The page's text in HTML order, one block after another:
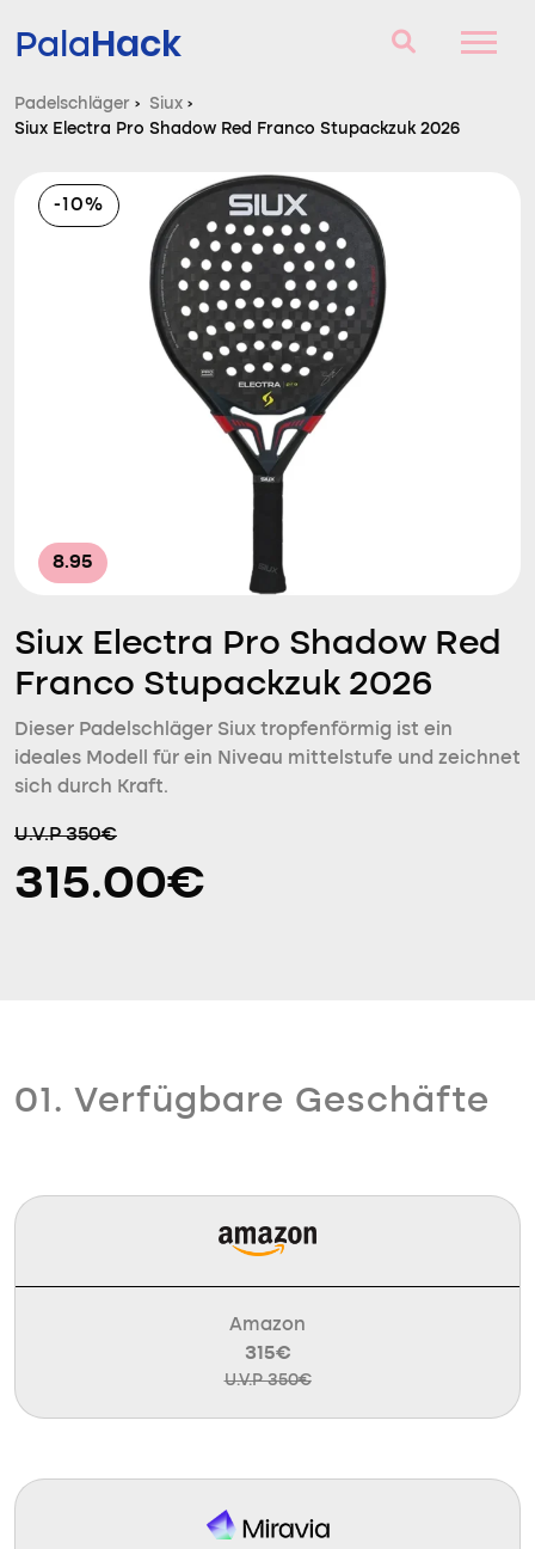
PalaHack
Padelschläger
Fragen und Antworten
Vergleich
Padelschläger › Siux ›
Siux Electra Pro Shadow Red Franco Stupackzuk 2026
-10%
8.95
Siux Electra Pro Shadow Red
Franco Stupackzuk 2026
Dieser Padelschläger Siux tropfenförmig ist ein
ideales Modell für ein Niveau mittelstufe und zeichnet
sich durch Kraft.
U.V.P 350€
315.00€
01. Verfügbare Geschäfte
Amazon
315€
U.V.P 350€